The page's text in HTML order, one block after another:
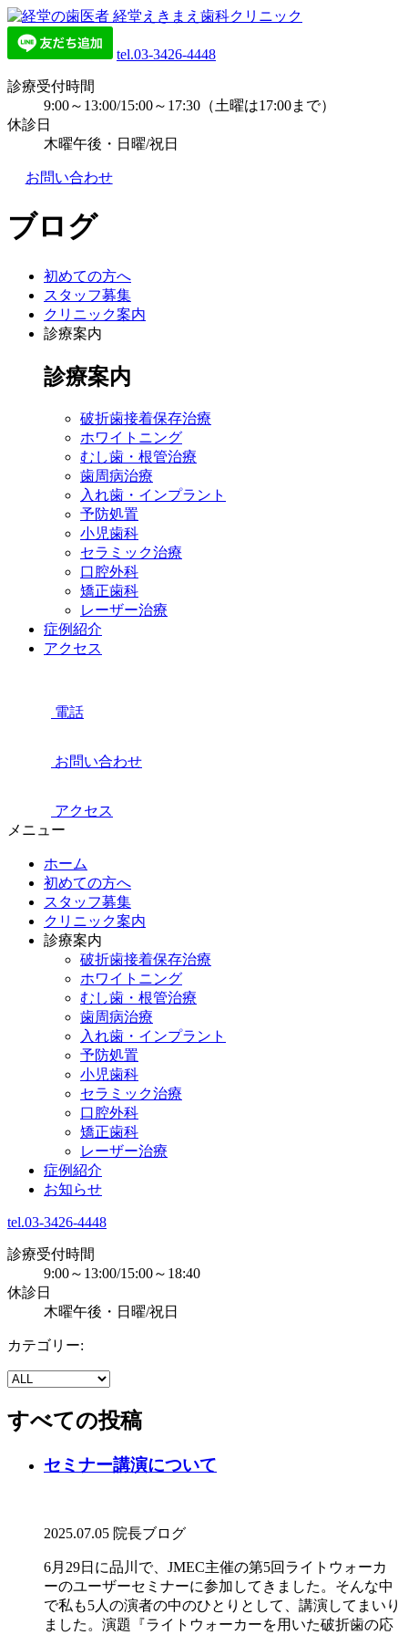
tel.03-3426-4448
診療受付時間
9:00～13:00/15:00～17:30（土曜は17:00まで）
休診日
木曜午後・日曜/祝日
お問い合わせ
ブログ
初めての方へ
スタッフ募集
クリニック案内
診療案内
診療案内
破折歯接着保存治療
ホワイトニング
むし歯・根管治療
歯周病治療
入れ歯・インプラント
予防処置
小児歯科
セラミック治療
口腔外科
矯正歯科
レーザー治療
症例紹介
アクセス
電話
お問い合わせ
アクセス
メニュー
ホーム
初めての方へ
スタッフ募集
クリニック案内
診療案内
破折歯接着保存治療
ホワイトニング
むし歯・根管治療
歯周病治療
入れ歯・インプラント
予防処置
小児歯科
セラミック治療
口腔外科
矯正歯科
レーザー治療
症例紹介
お知らせ
tel.03-3426-4448
診療受付時間
9:00～13:00/15:00～18:40
休診日
木曜午後・日曜/祝日
カテゴリー:
すべての投稿
セミナー講演について
2025.07.05 院長ブログ
6月29日に品川で、JMEC主催の第5回ライトウォーカ
ーのユーザーセミナーに参加してきました。そんな中
で私も5人の演者の中のひとりとして、講演してまいり
ました。演題『ライトウォーカーを用いた破折歯の応